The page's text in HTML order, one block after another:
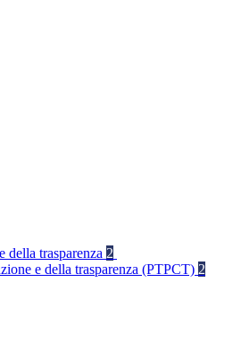
della trasparenza 2
e della trasparenza (PTPCT) 2